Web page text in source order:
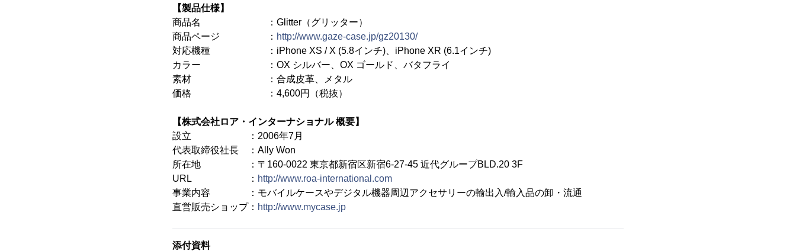
【製品仕様】
商品名 ：Glitter（グリッター）
商品ページ ： http://www.gaze-case.jp/gz20130/
対応機種 ：iPhone XS / X (5.8インチ)、iPhone XR (6.1インチ)
カラー ：OX シルバー、OX ゴールド、バタフライ
素材 ：合成皮革、メタル
価格 ：4,600円（税抜）
【株式会社ロア・インターナショナル概要】
設立 ：2006年7月
代表取締役社長 ：Ally Won
所在地 ：〒160-0022 東京都新宿区新宿6-27-45 近代グループBLD.20 3F
URL ： http://www.roa-international.com
事業内容 ：モバイルケースやデジタル機器周辺アクセサリーの輸出入/輸入品の卸・流通
直営販売ショップ： http://www.mycase.jp
添付資料